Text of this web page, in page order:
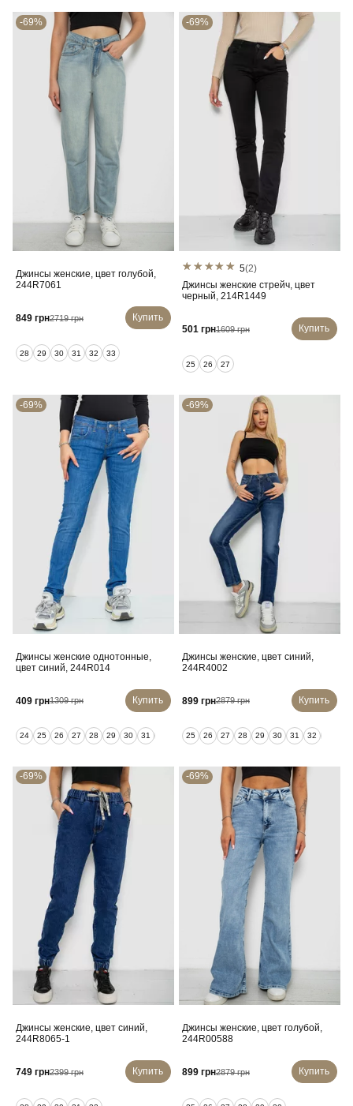
-69%
Джинсы женские, цвет голубой,
244R7061
849 грн2719 грн Купить
28 29 30 31 32 33
-69%
5(2)
Джинсы женские стрейч, цвет
черный, 214R1449
501 грн1609 грн Купить
25 26 27
-69%
Джинсы женские однотонные,
цвет синий, 244R014
409 грн1309 грн Купить
24 25 26 27 28 29 30 31
-69%
Джинсы женские, цвет синий,
244R4002
899 грн2879 грн Купить
25 26 27 28 29 30 31 32
-69%
Джинсы женские, цвет синий,
244R8065-1
749 грн2399 грн Купить
-69%
Джинсы женские, цвет голубой,
244R00588
899 грн2879 грн Купить